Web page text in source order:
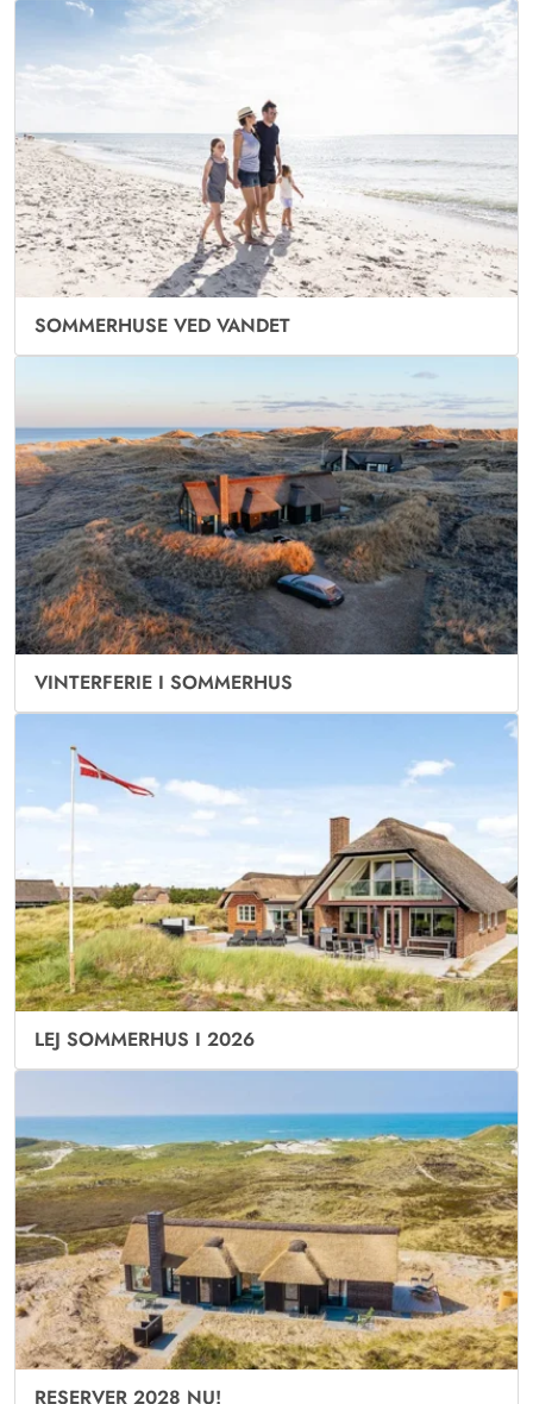
SOMMERHUSE VED VANDET
VINTERFERIE I SOMMERHUS
LEJ SOMMERHUS I 2026
RESERVER 2028 NU!